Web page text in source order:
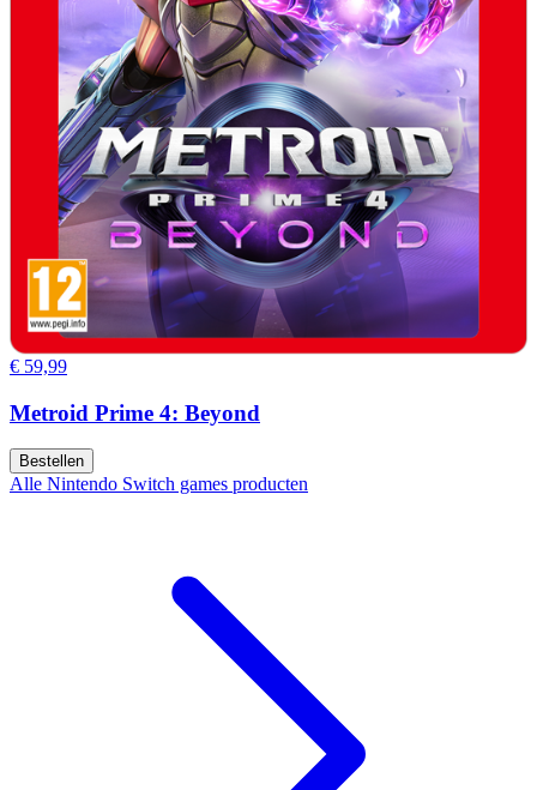
€ 59,99
Metroid Prime 4: Beyond
Bestellen
Alle Nintendo Switch games producten